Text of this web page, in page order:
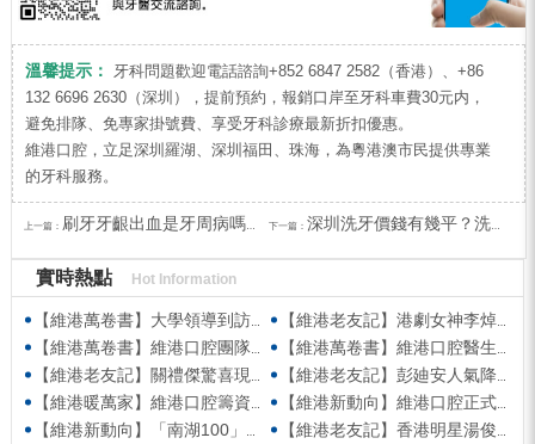
溫馨提示：
牙科問題歡迎電話諮詢+852 6847 2582（香港）、+86
132 6696 2630（深圳），提前預約，報銷口岸至牙科車費30元内，
避免排隊、免專家掛號費、享受牙科診療最新折扣優惠。
維港口腔，立足深圳羅湖、深圳福田、珠海，為粵港澳市民提供專業
的牙科服務。
上一篇： 刷牙牙齦出血是牙周病嗎？深圳洗牙幾錢？ 下一篇： 深圳洗牙價錢有幾平？洗牙有乜嘢注意事項？
實時熱點 Hot Information
【維港萬卷書】大學領導到訪維港口腔參觀交流 高度讚賞院感消毒與規範化管理
【維港老友記】港劇女神李焯寧現身維港口腔擔任一日店長，分享護牙心得
【維港萬卷書】維港口腔團隊走進香港書展 感受閱讀力量拓寬專業視野
【維港萬卷書】維港口腔醫生團隊受邀參與美國登士柏西諾德專題研討 聚焦無牙頜種植修復前沿策略
【維港老友記】關禮傑驚喜現身維港口腔出任明星一日CEO 即場演繹同分享經驗！
【維港老友記】彭廸安人氣降臨維港口腔任明星一日店長 勁歌熱舞快閃表演點燃全場！
【維港暖萬家】維港口腔籌資捐款援助廣西洪澇災區 攜手香港廣西南寧同鄉會共獻愛心
【維港新動向】維港口腔正式獲聘為「羅湖區社會醫療機構行業協會監事單位」
【維港新動向】「南湖100」品牌發佈會 維港口腔獲評「突出貢獻企業」殊榮
【維港老友記】香港明星湯俊明驚喜現身維港口腔 擔任明星一日店長！